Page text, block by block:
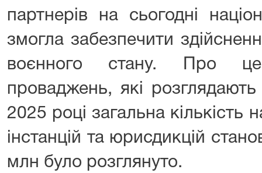
партнерів на сьогодні
змогла забезпечити
воєнного стану. Про це
проваджень, які розглядають
2025 році загальна кількість
інстанцій та юрисдикцій
млн було розглянуто.